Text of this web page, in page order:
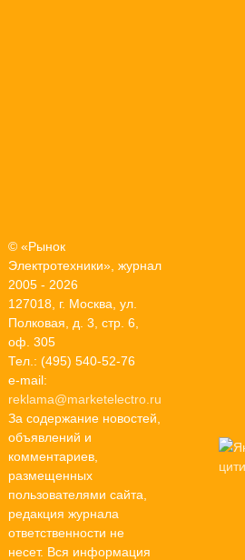
© «Рынок
Электротехники», журнал
2005 - 2026
127018, г. Москва, ул.
Полковая, д. 3, стр. 6,
оф. 305
Тел.: (495) 540-52-76
e-mail:
reklama@marketelectro.ru
За содержание новостей,
объявлений и
комментариев,
размещенных
пользователями сайта,
редакция журнала
ответственности не
несет. Вся информация